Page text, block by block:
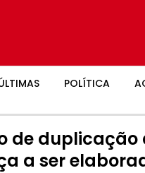
POLÍTICA
de duplicação
a ser